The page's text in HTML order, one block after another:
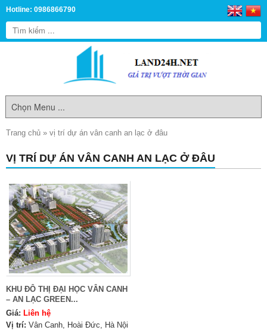
Hotline: 0986866790
Trang chủ » vị trí dự án vân canh an lạc ở đâu
VỊ TRÍ DỰ ÁN VÂN CANH AN LẠC Ở ĐÂU
KHU ĐÔ THỊ ĐẠI HỌC VÂN CANH
– AN LẠC GREEN...
Giá: Liên hệ
Vị trí: Vân Canh, Hoài Đức, Hà Nội